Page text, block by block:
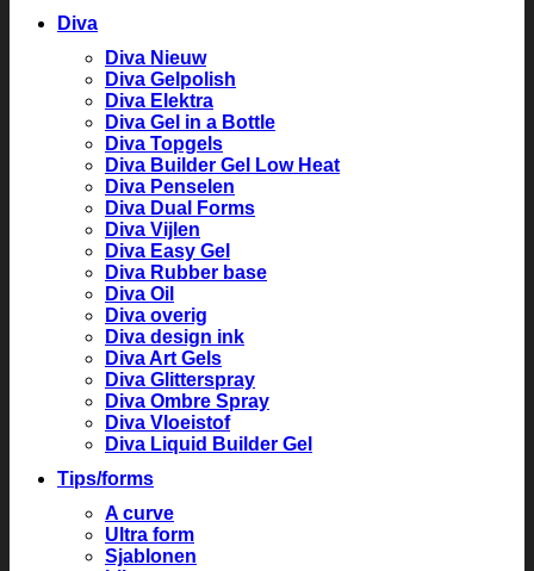
Diva
Diva Nieuw
Diva Gelpolish
Diva Elektra
Diva Gel in a Bottle
Diva Topgels
Diva Builder Gel Low Heat
Diva Penselen
Diva Dual Forms
Diva Vijlen
Diva Easy Gel
Diva Rubber base
Diva Oil
Diva overig
Diva design ink
Diva Art Gels
Diva Glitterspray
Diva Ombre Spray
Diva Vloeistof
Diva Liquid Builder Gel
Tips/forms
A curve
Ultra form
Sjablonen